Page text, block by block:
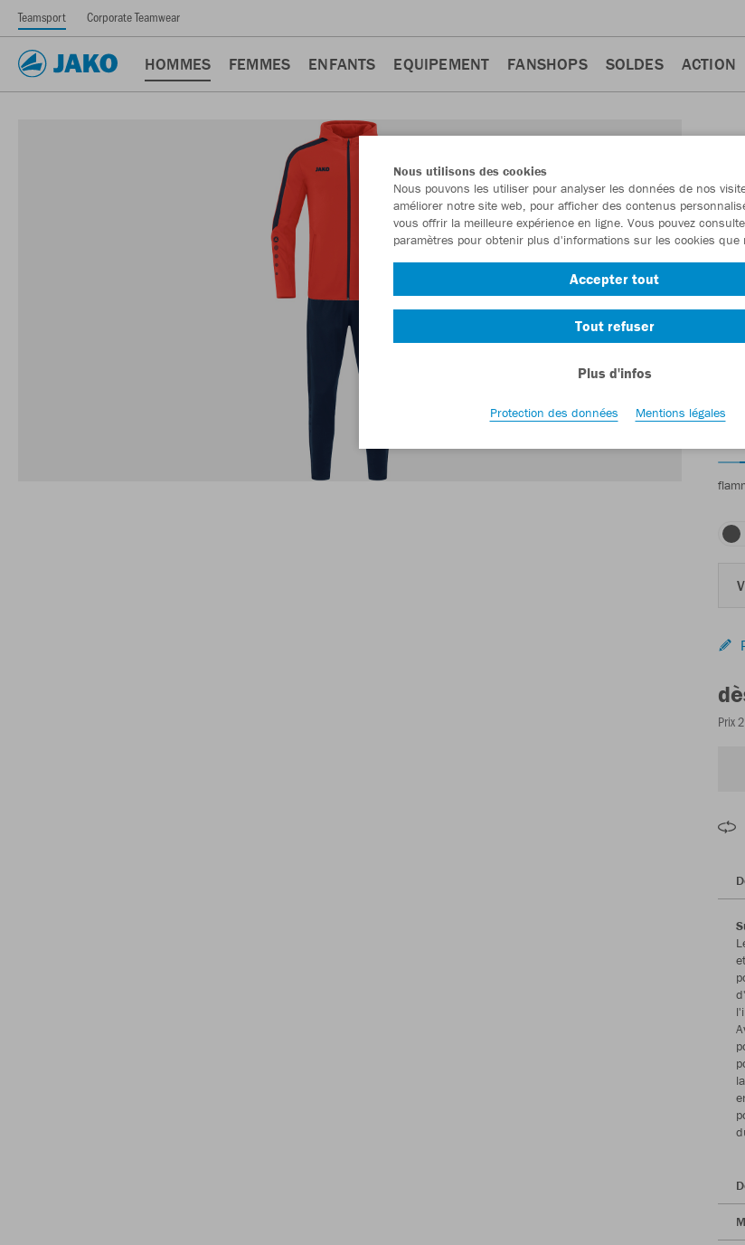
Teamsport Corporate Teamwear
HOMMES FEMMES ENFANTS EQUIPEMENT FANSHOPS SOLDES ACTION
Prix
Nous utilisons des cookies
Nous pouvons les utiliser pour analyser les données de nos
améliorer notre site web, pour afficher des contenus
vous offrir la meilleure expérience en ligne. Vous pouvez
paramètres pour obtenir plus d'informations sur les cookies que
Accepter tout
Tout refuser
Plus d'infos
Protection des données Mentions légales